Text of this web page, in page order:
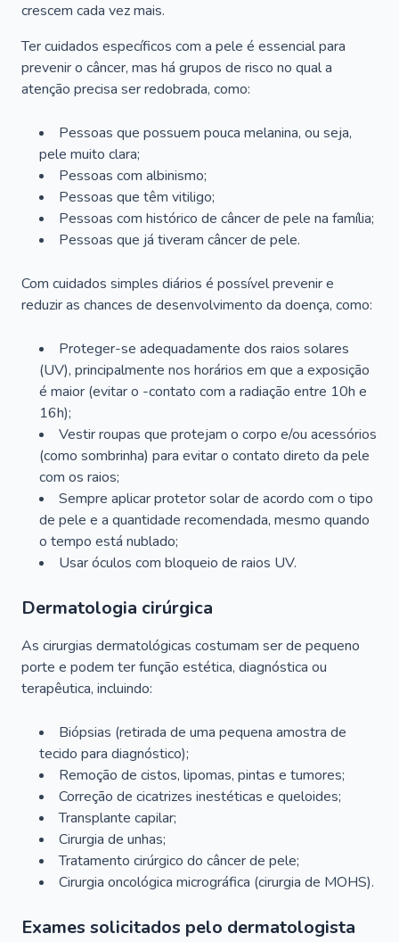
crescem cada vez mais.
Ter cuidados específicos com a pele é essencial para
prevenir o câncer, mas há grupos de risco no qual a
atenção precisa ser redobrada, como:
Pessoas que possuem pouca melanina, ou seja,
pele muito clara;
Pessoas com albinismo;
Pessoas que têm vitiligo;
Pessoas com histórico de câncer de pele na família;
Pessoas que já tiveram câncer de pele.
Com cuidados simples diários é possível prevenir e
reduzir as chances de desenvolvimento da doença, como:
Proteger-se adequadamente dos raios solares
(UV), principalmente nos horários em que a exposição
é maior (evitar o -contato com a radiação entre 10h e
16h);
Vestir roupas que protejam o corpo e/ou acessórios
(como sombrinha) para evitar o contato direto da pele
com os raios;
Sempre aplicar protetor solar de acordo com o tipo
de pele e a quantidade recomendada, mesmo quando
o tempo está nublado;
Usar óculos com bloqueio de raios UV.
Dermatologia cirúrgica
As cirurgias dermatológicas costumam ser de pequeno
porte e podem ter função estética, diagnóstica ou
terapêutica, incluindo:
Biópsias (retirada de uma pequena amostra de
tecido para diagnóstico);
Remoção de cistos, lipomas, pintas e tumores;
Correção de cicatrizes inestéticas e queloides;
Transplante capilar;
Cirurgia de unhas;
Tratamento cirúrgico do câncer de pele;
Cirurgia oncológica micrográfica (cirurgia de MOHS).
Exames solicitados pelo dermatologista